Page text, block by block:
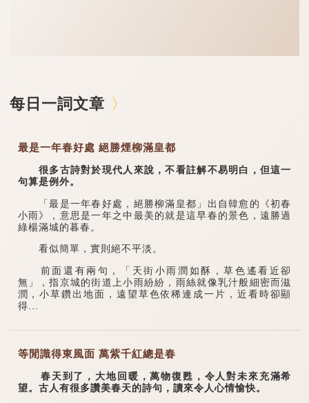
每日一詞文章
最是一年春好處 絕勝煙柳滿皇都
很多古詩對於現代人來說，不看註解不易明白，但這一
句算是例外。
「最是一年春好處，絕勝柳滿皇都」出自韓愈的《初春
小雨》，意思是一年之中最美的就是這早春的景色，遠勝過
綠楊滿城的暮春。
看似簡單，實則絕不平淡。
前面還有兩句，「天街小雨潤如酥，草色遙看近卻
無」，指京城的街道上小雨紛紛，雨絲就像乳汁般細密而滋
潤，小草鑽出地面，遠望草色依稀連成一片，近看時卻顯
得...
等閒識得東風面 萬紫千紅總是春
春天到了，大地回暖，萬物復甦，令人對未來充滿希
望。古人有很多讚美春天的詩句，讀來令人心情愉快。